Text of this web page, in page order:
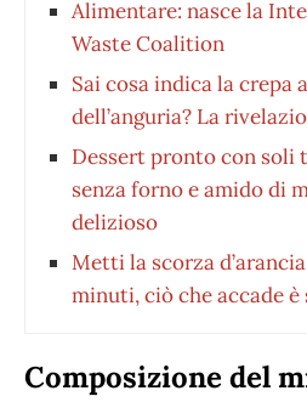
Alimentare: nasce la
Waste Coalition
Sai cosa indica la crepa
dell’anguria? La
Dessert pronto con soli
senza forno e amido di
delizioso
Metti la scorza
minuti, ciò che accade
Composizione del